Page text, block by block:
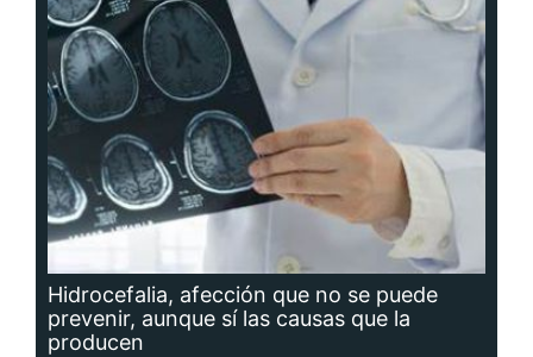
Hidrocefalia, afección que no se puede
prevenir, aunque sí las causas que la
producen